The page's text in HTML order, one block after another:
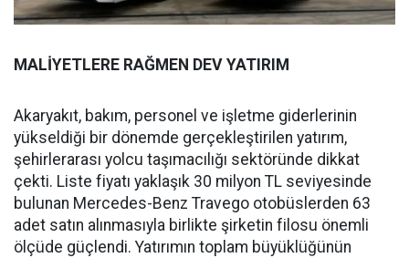
MALİYETLERE RAĞMEN DEV YATIRIM
Akaryakıt, bakım, personel ve işletme giderlerinin
yükseldiği bir dönemde gerçekleştirilen yatırım,
şehirlerarası yolcu taşımacılığı sektöründe dikkat
çekti. Liste fiyatı yaklaşık 30 milyon TL seviyesinde
bulunan Mercedes-Benz Travego otobüslerden 63
adet satın alınmasıyla birlikte şirketin filosu önemli
ölçüde güçlendi. Yatırımın toplam büyüklüğünün